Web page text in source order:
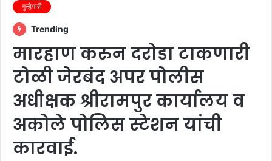
गुन्हेगारी
Trending
मारहाण करुन दरोडा टाकणारी
टोळी जेरबंद अपर पोलीस
अधीक्षक श्रीरामपुर कार्यालय व
अकोले पोलिस स्टेशन यांची
कारवाई.